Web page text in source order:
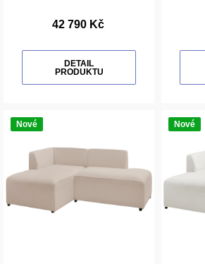
42 790 Kč
DETAIL
PRODUKTU
Nové Nové